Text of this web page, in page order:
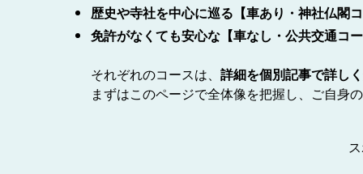
歴史や寺社を中心に巡る【車あり・神社仏閣
免許がなくても安心な【車なし・公共交通コ
それぞれのコースは、 詳細を個別記事で詳し
まずはこのページで全体像を把握し、ご自身